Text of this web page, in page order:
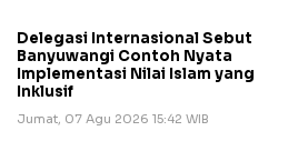
Delegasi Internasional Sebut
Banyuwangi Contoh Nyata
Implementasi Nilai Islam yang
Inklusif
Jumat, 07 Agu 2026 15:42 WIB